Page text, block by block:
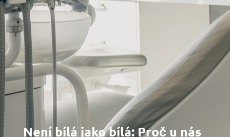
Není bílá jako bílá: Proč u nás